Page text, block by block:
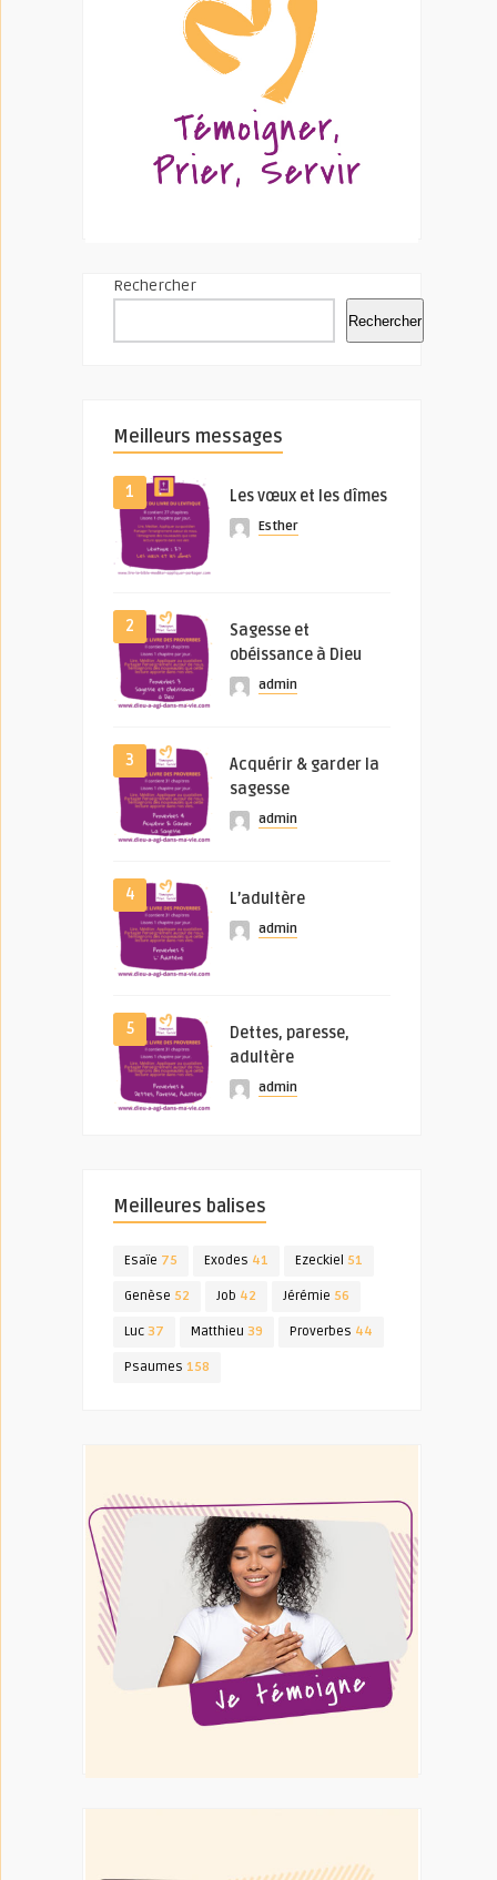
Rechercher
Rechercher
Meilleurs messages
1 Les vœux et les dîmes
Esther
2
Sagesse et
obéissance à Dieu
admin
3
Acquérir & garder la
sagesse
admin
4 L’adultère
admin
5
Dettes, paresse,
adultère
admin
Meilleures balises
Esaïe 75 Exodes 41 Ezeckiel 51
Genèse 52 Job 42 Jérémie 56
Luc 37 Matthieu 39 Proverbes 44
Psaumes 158